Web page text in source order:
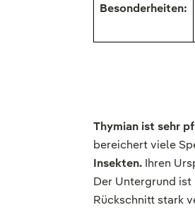
Besonderheiten:
Thymian ist sehr
bereichert viele
Insekten. Ihren
Der Untergrund
Rückschnitt stark